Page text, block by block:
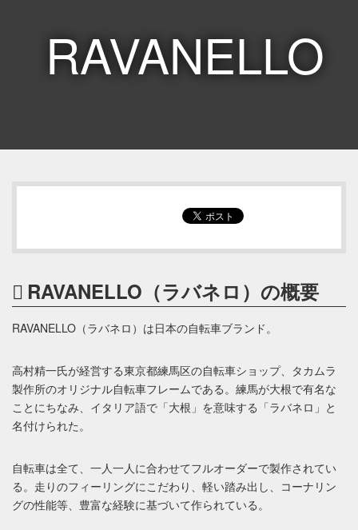
RAVANELLO
RAVANELLO（ラバネロ）の概要
RAVANELLO（ラバネロ）は日本の自転車ブランド。
高村精一氏が経営する東京都練馬区の自転車ショップ、タカムラ
製作所のオリジナル自転車フレームである。練馬が大根で有名な
ことにちなみ、イタリア語で「大根」を意味する「ラバネロ」と
名付けられた。
自転車は全て、一人一人に合わせてフルオーダーで製作されてい
る。走りのフィーリングにこだわり、軽い踏み出し、コーナリン
グの性能等、豊富な経験に基づいて作られている。